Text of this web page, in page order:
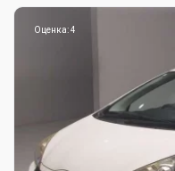
Оценка: 4